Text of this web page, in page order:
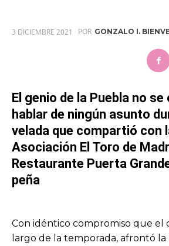
3 DICIEMBRE 2021 POR GONZALO I.
El genio de la Puebla no se
hablar de ningún asunto
velada que compartió con
Asociación El Toro de
Restaurante Puerta
peña
Con idéntico compromiso que el
largo de la temporada, afrontó